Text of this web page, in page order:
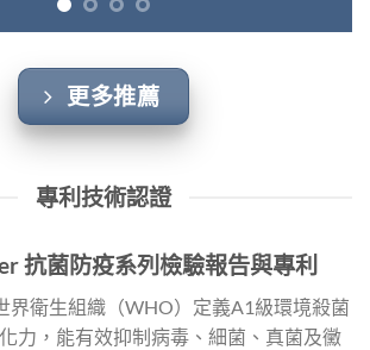
更多推薦
專利技術認證
抗菌防疫系列檢驗報告與專利
界衛生組織（WHO）定義A1級環境殺菌
力，能有效抑制病毒、細菌、真菌及黴